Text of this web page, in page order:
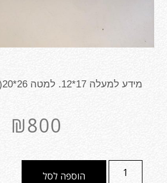
מידע למעלה 17*12. למטה 26*20(גובה 19 ס"מ)
₪800
הוספה לסל